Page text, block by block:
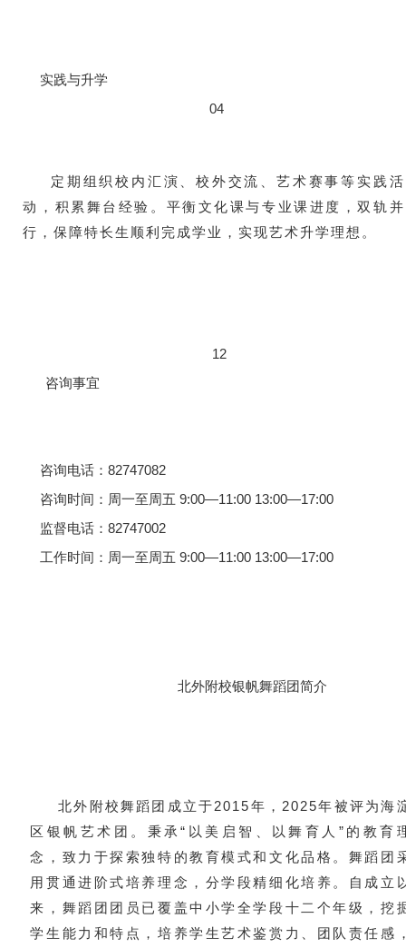
实践与升学
04
定期组织校内汇演、校外交流、艺术赛事等实践活
动，积累舞台经验。平衡文化课与专业课进度，双轨并
行，保障特长生顺利完成学业，实现艺术升学理想。
12
咨询事宜
咨询电话：82747082
咨询时间：周一至周五 9:00—11:00 13:00—17:00
监督电话：82747002
工作时间：周一至周五 9:00—11:00 13:00—17:00
北外附校银帆舞蹈团简介
北外附校舞蹈团成立于2015年，2025年被评为海
区银帆艺术团。秉承“以美启智、以舞育人”的教育
念，致力于探索独特的教育模式和文化品格。舞蹈团
用贯通进阶式培养理念，分学段精细化培养。自成立
来，舞蹈团团员已覆盖中小学全学段十二个年级，挖
学生能力和特点，培养学生艺术鉴赏力、团队责任感